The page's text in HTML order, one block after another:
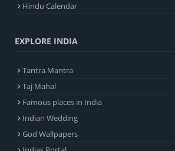
Hindu Calendar
EXPLORE INDIA
Tantra Mantra
Taj Mahal
Famous places in India
Indian Wedding
God Wallpapers